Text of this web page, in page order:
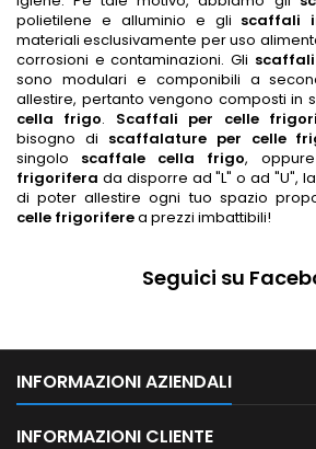
polietilene e alluminio e gli scaffali
materiali esclusivamente per uso
corrosioni e contaminazioni. Gli
sono modulari e componibili a
allestire, pertanto vengono composti in
cella frigo. Scaffali per celle
bisogno di scaffalature per celle
singolo scaffale cella frigo, oppure
frigorifera da disporre ad "L" o ad "U", la
di poter allestire ogni tuo spazio
celle frigoriferea prezzi imbattibili!
Seguici su
INFORMAZIONI AZIENDALI
INFORMAZIONI CLIENTE